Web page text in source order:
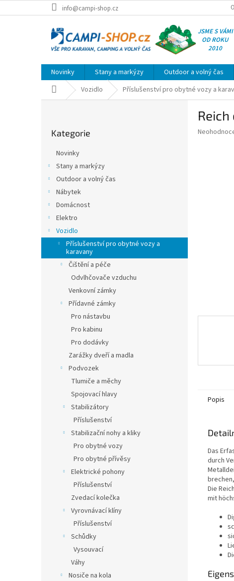
na
info@campi-shop.cz
JSME S VÁMI
OD ROKU
2010
Novinky Stany a markýzy Outdoor a volný čas
Domů Vozidlo Příslušenství pro obytné vozy a
e
kategorie
Kategorie
Novinky
Stany a markýzy
Outdoor a volný čas
Nábytek
Domácnost
Elektro
Vozidlo
Příslušenství pro obytné vozy a
karavany
Čištění a péče
Odvlhčovače vzduchu
Venkovní zámky
Přídavné zámky
Pro nástavbu
Pro kabinu
Pro dodávky
Zarážky dveří a madla
Podvozek
Tlumiče a měchy
Spojovací hlavy
Stabilizátory
Příslušenství
Stabilizační nohy a kliky
Pro obytné vozy
Pro obytné přívěsy
Elektrické pohony
Příslušenství
Zvedací kolečka
Vyrovnávací klíny
Příslušenství
Schůdky
Vysouvací
Váhy
Nosiče na kola
Průměrné
Popis
Das
durch
Die
mit